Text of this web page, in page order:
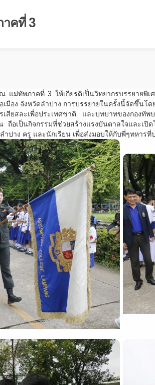
คที่ 3
ทัพภาคที่ 3 ให้เกียรติเป็นวิทยากรบรรยายพิ
อง จังหวัดลำปาง การบรรยายในครั้งนี้จัดขึ้น
ยสละเพื่อประเทศชาติ และบทบาทของกองทั
ถือเป็นกิจกรรมที่ช่วยสร้างแรงบันดาลใจและ
ปาง ครู และนักเรียน เพื่อส่งมอบให้กับพี่ๆทหา